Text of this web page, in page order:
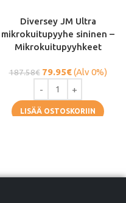
Diversey JM Ultra
mikrokuitupyyhe sininen –
Mikrokuitupyyhkeet
187.58€ 79.95€(Alv 0%)
LISÄÄ OSTOSKORIIN